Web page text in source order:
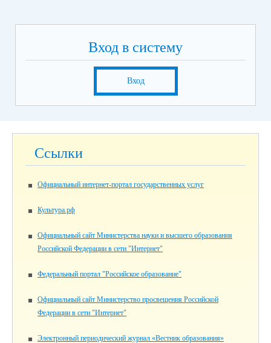
Вход в систему
Вход
Ссылки
Официальный интернет-портал государственных услуг
Культура.рф
Официальный сайт Министерства науки и высшего образования
Российской Федерации в сети "Интернет"
Федеральный портал "Российское образование"
Официальный сайт Министерство просвещения Российской
Федерации в сети "Интернет"
Электронный периодический журнал «Вестник образования»